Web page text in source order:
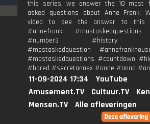
this series, we answer the 10 most
asked questions about Anne Frank.
video to see the answer to this
#annefrank
#number3 #history
#mostaskedquestion
#mostaskedquestions #countdown
#bored #secretannex #anne #anna
11-09-2024 17:34
YouTube
Amusement.TV
Cultuur.TV
Mensen.TV
Alle afleveringen